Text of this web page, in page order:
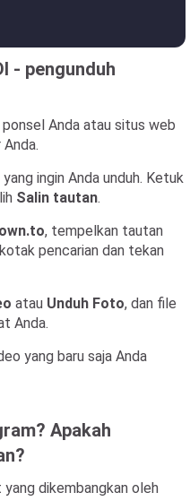
- pengunduh
Anda atau situs web
ingin Anda unduh. Ketuk
Salin tautan.
, tempelkan tautan
pencarian dan tekan
atau Unduh Foto, dan file
Anda.
yang baru saja Anda
Apakah
dikembangkan oleh